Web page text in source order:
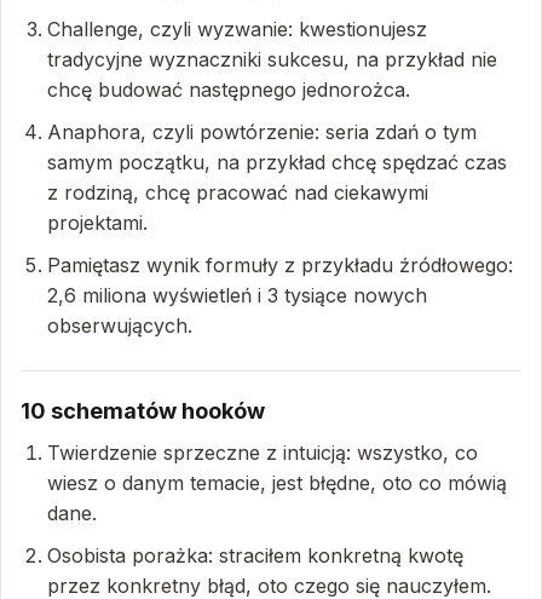
Challenge, czyli wyzwanie: kwestionujesz
tradycyjne wyznaczniki sukcesu, na przykład nie
chcę budować następnego jednorożca.
Anaphora, czyli powtórzenie: seria zdań o tym
samym początku, na przykład chcę spędzać czas
z rodziną, chcę pracować nad ciekawymi
projektami.
Pamiętasz wynik formuły z przykładu źródłowego:
2,6 miliona wyświetleń i 3 tysiące nowych
obserwujących.
10 schematów hooków
Twierdzenie sprzeczne z intuicją: wszystko, co
wiesz o danym temacie, jest błędne, oto co mówią
dane.
Osobista porażka: straciłem konkretną kwotę
przez konkretny błąd, oto czego się nauczyłem.